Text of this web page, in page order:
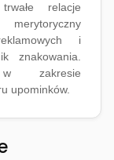
relacje
merytoryczny
i
znakowania.
zakresie
upominków.